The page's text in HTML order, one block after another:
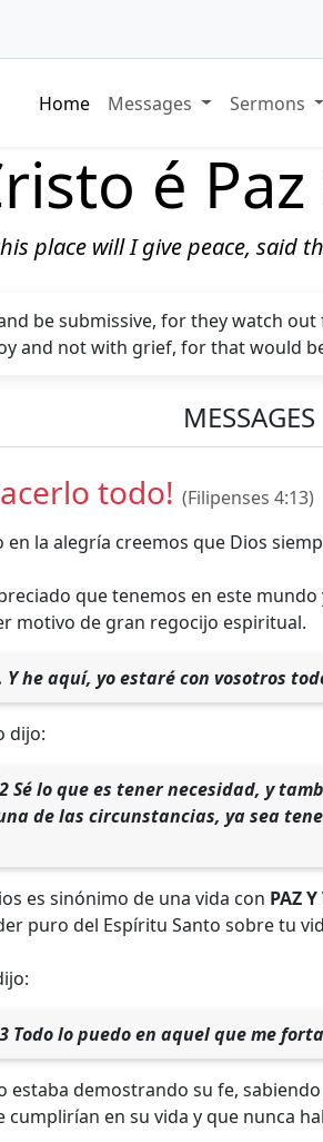
Home Messages Sermons
é
place will I give peace, said
be submissive, for they watch
and not with grief, for that would
MESSAGES
todo! (Filipenses 4:13)
en la alegría creemos que Dios
que tenemos en este
motivo de gran regocijo espiritual.
Y he aquí, yo estaré con vosotros
dijo:
Sé lo que es tener necesidad, y
de las circunstancias, ya sea
es sinónimo de una vida con PAZ
puro del Espíritu Santo sobre tu
Todo lo puedo en aquel que me
estaba demostrando su fe,
cumplirían en su vida y que nunca